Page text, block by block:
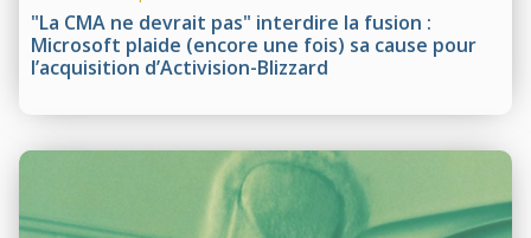
"La CMA ne devrait pas" interdire la fusion :
Microsoft plaide (encore une fois) sa cause pour
l’acquisition d’Activision-Blizzard